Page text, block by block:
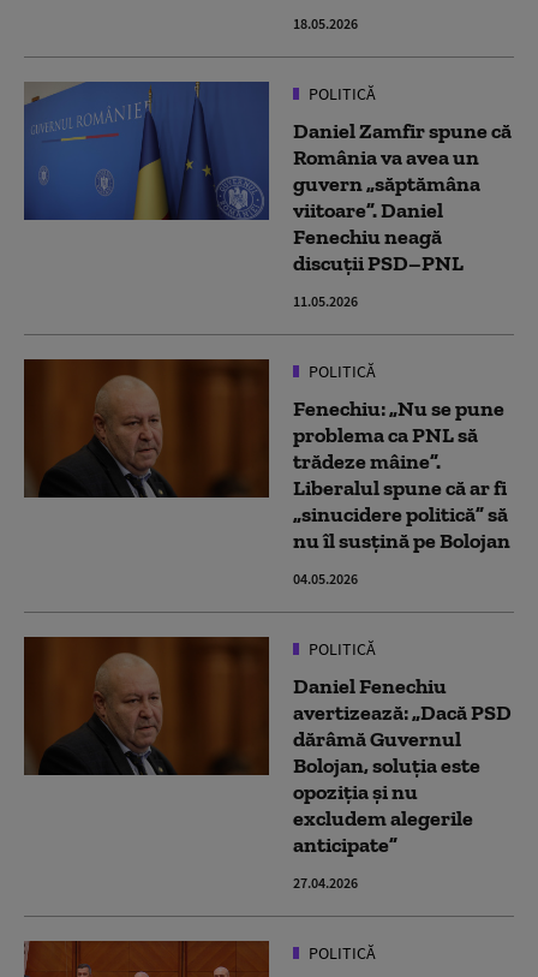
18.05.2026
POLITICĂ
Daniel Zamfir spune că
România va avea un
guvern „săptămâna
viitoare”. Daniel
Fenechiu neagă
discuții PSD–PNL
11.05.2026
POLITICĂ
Fenechiu: „Nu se pune
problema ca PNL să
trădeze mâine”.
Liberalul spune că ar fi
„sinucidere politică” să
nu îl susțină pe Bolojan
04.05.2026
POLITICĂ
Daniel Fenechiu
avertizează: „Dacă PSD
dărâmă Guvernul
Bolojan, soluția este
opoziția și nu
excludem alegerile
anticipate”
27.04.2026
POLITICĂ